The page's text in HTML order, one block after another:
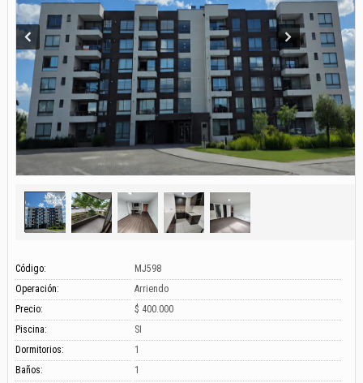
Prev Next
Código:
MJ598
Operación:
Arriendo
Precio:
$ 400.000
Piscina:
SI
Dormitorios:
1
Baños:
1